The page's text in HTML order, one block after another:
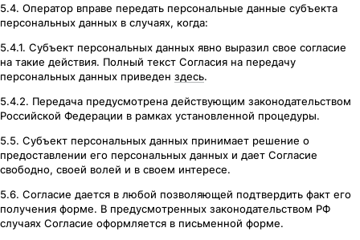
5.4. Оператор вправе передать персональные данные субъекта
персональных данных в случаях, когда:
5.4.1. Субъект персональных данных явно выразил свое согласие
на такие действия. Полный текст Согласия на передачу
персональных данных приведен здесь.
5.4.2. Передача предусмотрена действующим законодательством
Российской Федерации в рамках установленной процедуры.
5.5. Субъект персональных данных принимает решение о
предоставлении его персональных данных и дает Согласие
свободно, своей волей и в своем интересе.
5.6. Согласие дается в любой позволяющей подтвердить факт его
получения форме. В предусмотренных законодательством РФ
случаях Согласие оформляется в письменной форме.